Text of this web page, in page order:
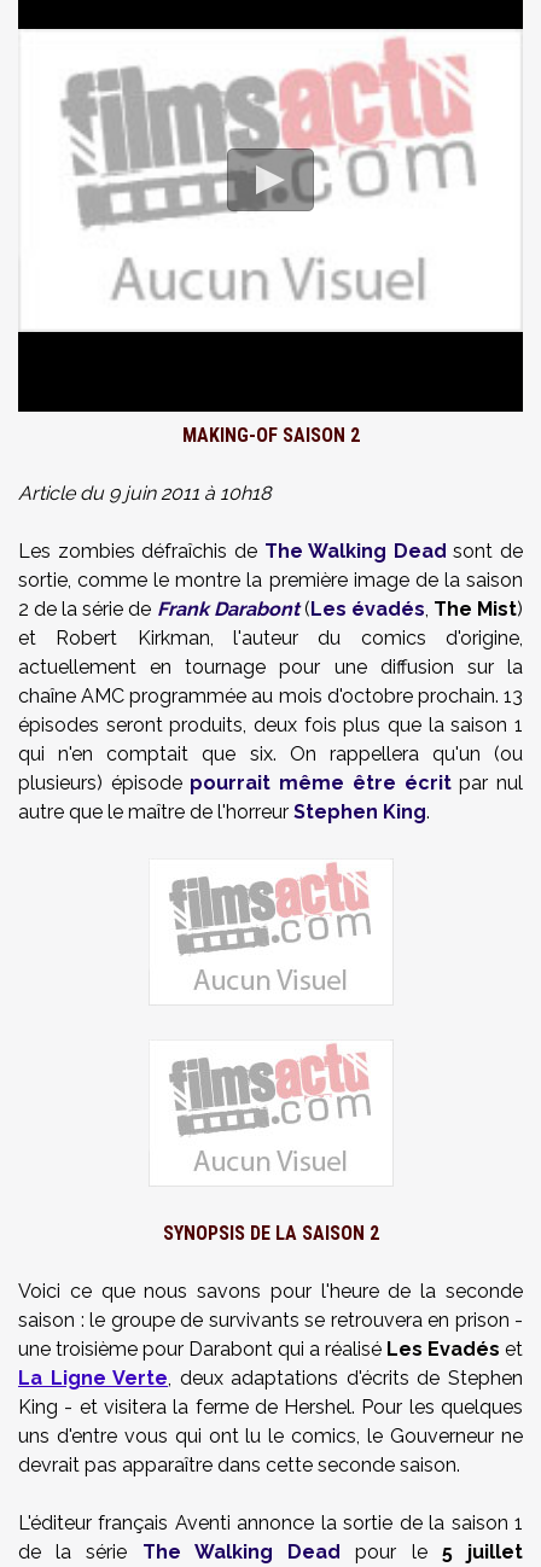
MAKING-OF SAISON 2
Article du 9 juin 2011 à 10h18
Les zombies défraîchis de The Walking Dead sont de
sortie, comme le montre la première image de la saison
2 de la série de Frank Darabont(Les évadés, The Mist)
et Robert Kirkman, l'auteur du comics d'origine,
actuellement en tournage pour une diffusion sur la
chaîne AMC programmée au mois d'octobre prochain. 13
épisodes seront produits, deux fois plus que la saison 1
qui n'en comptait que six. On rappellera qu'un (ou
plusieurs) épisode pourrait même être écritpar nul
autre que le maître de l'horreur Stephen King.
SYNOPSIS DE LA SAISON 2
Voici ce que nous savons pour l'heure de la seconde
saison : le groupe de survivants se retrouvera en prison -
une troisième pour Darabont qui a réalisé Les Evadés et
La Ligne Verte, deux adaptations d'écrits de Stephen
King - et visitera la ferme de Hershel. Pour les quelques
uns d'entre vous qui ont lu le comics, le Gouverneur ne
devrait pas apparaître dans cette seconde saison.
L'éditeur français Aventi annonce la sortie de la saison 1
de la série The Walking Dead pour le5 juillet